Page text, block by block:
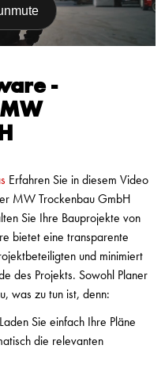
-
Erfahren Sie in diesem Video
MW Trockenbau GmbH
Sie Ihre Bauprojekte von
bietet eine transparente
und minimiert
des Projekts. Sowohl Planer
was zu tun ist, denn:
Sie einfach Ihre Pläne
die relevanten